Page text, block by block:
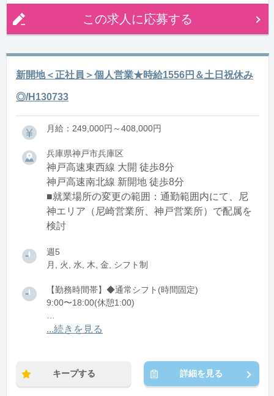
この求人に応募する
新開地＜正社員＞個人営業★時給1556円＆土日祝休み
◎/H130733
月給：249,000円～408,000円
兵庫県神戸市兵庫区
神戸高速東西線 大開 徒歩8分
神戸高速南北線 新開地 徒歩8分
■就業場所の変更の範囲：通勤範囲内にて、尼
神エリア（尼崎営業所、神戸営業所）で配属を
検討
週5
月, 火, 水, 木, 金, シフト制
【勤務時間帯】◆通常シフト(時間固定)
9:00〜18:00(休憩1:00)
※残業：0〜20時間程度/月
...続きを見る
キープする 詳細を見る